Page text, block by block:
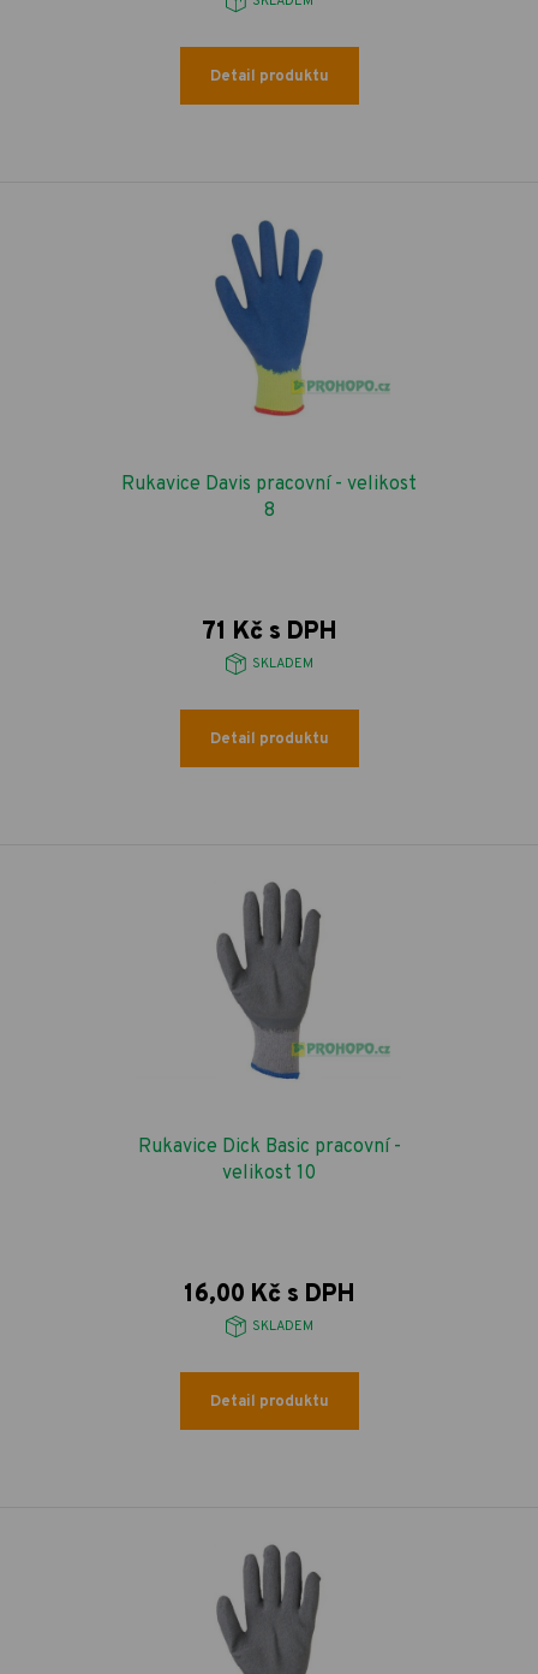
Detail produktu
Rukavice Davis pracovní - velikost
8
71 Kč s DPH
SKLADEM
Detail produktu
Rukavice Dick Basic pracovní -
velikost 10
16,00 Kč s DPH
SKLADEM
Detail produktu